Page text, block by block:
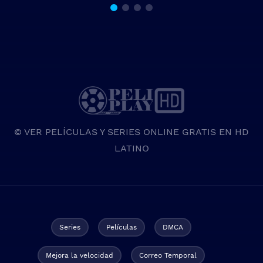
© VER PELÍCULAS Y SERIES ONLINE GRATIS EN HD
LATINO
Series Películas DMCA
Mejora la velocidad Correo Temporal